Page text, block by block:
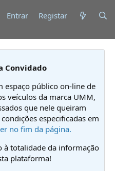
Entrar Registar
Convidado
espaço público on-line de
veículos da marca UMM,
que nele queiram
especificadas em
no fim da página.
à totalidade da informação
plataforma!